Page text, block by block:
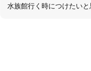
水族館行く時につけたいと